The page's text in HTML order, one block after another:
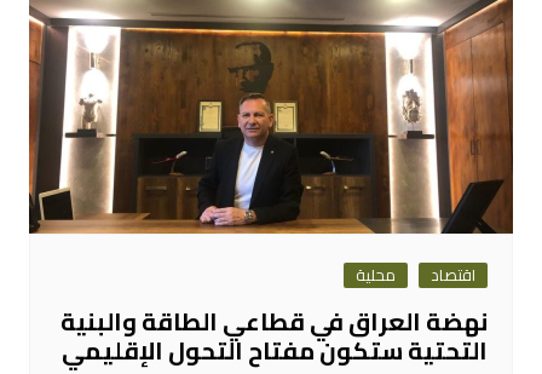
اقتصاد محلية
نهضة العراق في قطاعي الطاقة والبنية
التحتية ستكون مفتاح التحول الإقليمي